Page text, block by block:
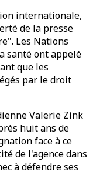
internationale,
de la presse
Les Nations
santé ont appelé
que les
par le droit
Valerie Zink
huit ans de
face à ce
de l'agence dans
à défendre ses